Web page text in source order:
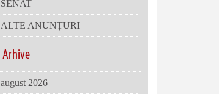
SENAT
ALTE ANUNȚURI
Arhive
august 2026